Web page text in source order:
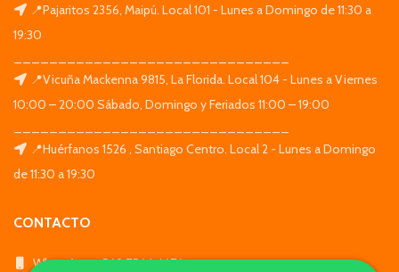
📍Pajaritos 2356, Maipú. Local 101 - Lunes a Domingo de 11:30 a
19:30
📍Vicuña Mackenna 9815, La Florida. Local 104 - Lunes a Viernes
10:00 – 20:00 Sábado, Domingo y Feriados 11:00 – 19:00
📍Huérfanos 1526 , Santiago Centro. Local 2 - Lunes a Domingo
de 11:30 a 19:30
CONTACTO
WhatsApp: +569 7564 4676